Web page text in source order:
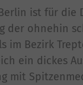
ist für
der ohnehin
im Bezirk
ein dickes
mit